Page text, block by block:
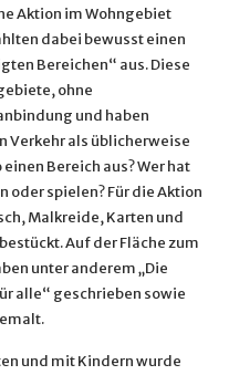
Aktion im Wohngebiet
dabei bewusst einen
Bereichen“ aus. Diese
ohne
und haben
Verkehr als üblicherweise
Bereich aus? Wer hat
oder spielen? Für die Aktion
Malkreide, Karten und
Auf der Fläche zum
unter anderem „Die
alle“ geschrieben sowie
und mit Kindern wurde